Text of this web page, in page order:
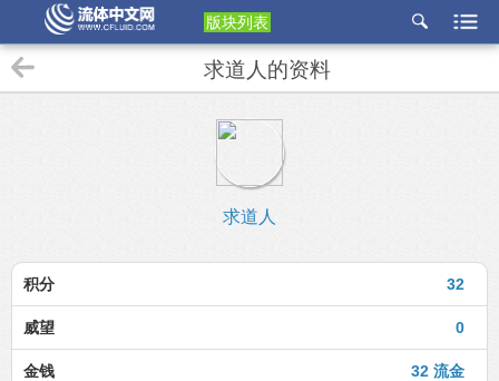
版块列表
etu
求道人的资料
求道人
32
积分
0
威望
32 流金
金钱